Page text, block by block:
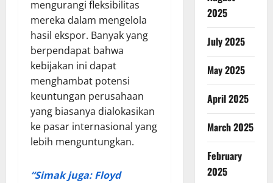
mengurangi fleksibilitas
mereka dalam mengelola
hasil ekspor. Banyak yang
berpendapat bahwa
kebijakan ini dapat
menghambat potensi
keuntungan perusahaan
yang biasanya dialokasikan
ke pasar internasional yang
lebih menguntungkan.
“Simak juga: Floyd
2025
July 2025
May 2025
April 2025
March 2025
February
2025